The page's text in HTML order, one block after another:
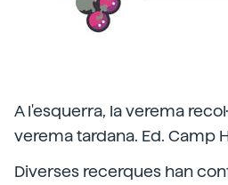
A l'esquerra, la verema
verema tardana. Ed. Camp
Diverses recerques han